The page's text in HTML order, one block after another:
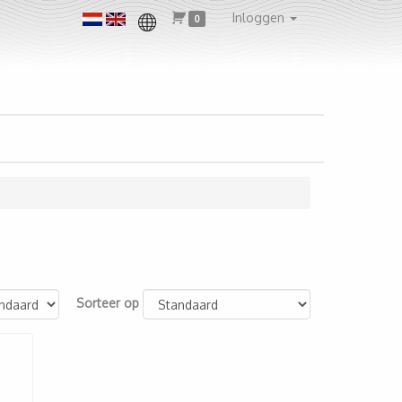
0 Inloggen
Sorteer op